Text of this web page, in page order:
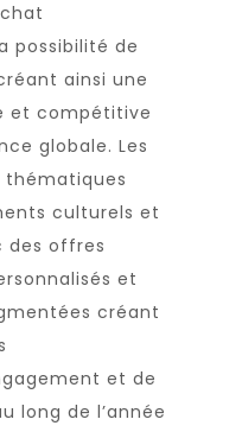
possibilité de
ainsi une
et compétitive
globale. Les
thématiques
culturels et
des offres
et
créant
et de
long de l’année